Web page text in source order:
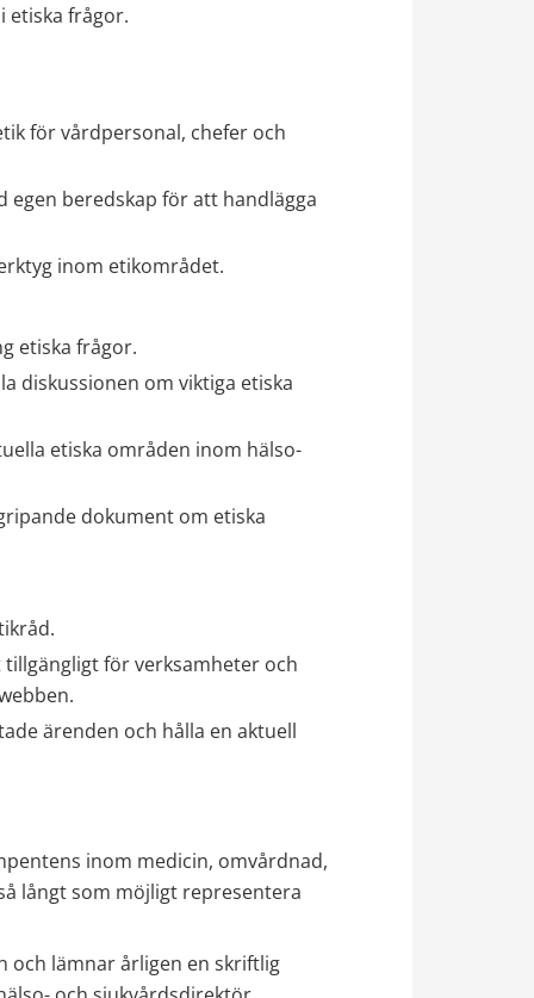
etiska frågor.
för vårdpersonal, chefer och
egen beredskap för att handlägga
inom etikområdet.
etiska frågor.
diskussionen om viktiga etiska
etiska områden inom hälso-
dokument om etiska
för verksamheter och
ärenden och hålla en aktuell
inom medicin, omvårdnad,
långt som möjligt representera
och lämnar årligen en skriftlig